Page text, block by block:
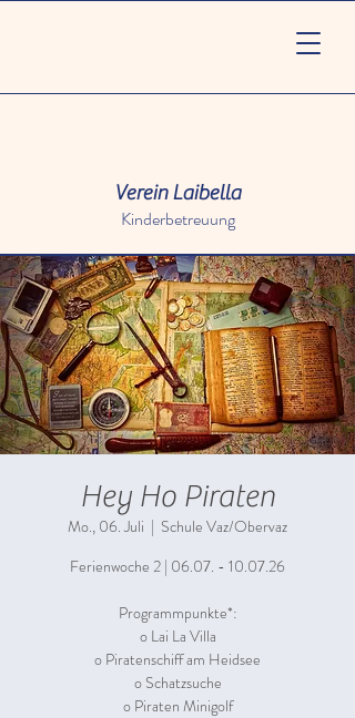
Verein Laibella
Kinderbetreuung
Hey Ho Piraten
Mo., 06. Juli
  |
Schule Vaz/Obervaz
Ferienwoche 2 | 06.07. - 10.07.26
Programmpunkte*:
o Lai La Villa
o Piratenschiff am Heidsee
o Schatzsuche
o Piraten Minigolf